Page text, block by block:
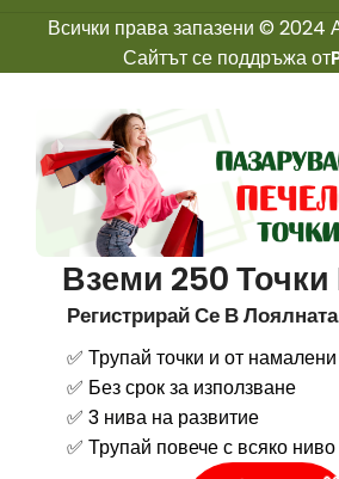
Всички права запазени © 2024
Сайтът се поддръжа от
Вземи 250 Точки
Регистрирай Се В
✅ Трупай точки и от
✅ Без срок за използване
✅ 3 нива на развитие
✅ Трупай повече с всяко ниво